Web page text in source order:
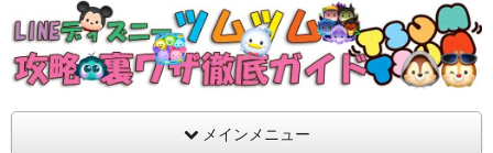
LINEディズニー ツムツム攻略・裏ワザ徹底
支持率No1！痒いところに手が届くツムツム攻略サイト！新ツ
ラ評価も丁寧に解説！ツムツムを120％楽しめるサイトを目指し
メインメニュー